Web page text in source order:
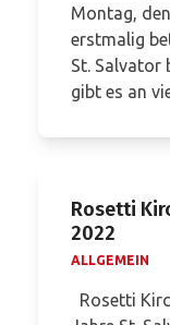
Montag,
erstmalig
St. Salvator
gibt es an
Rosetti
2022
ALLGEMEIN
Rosetti